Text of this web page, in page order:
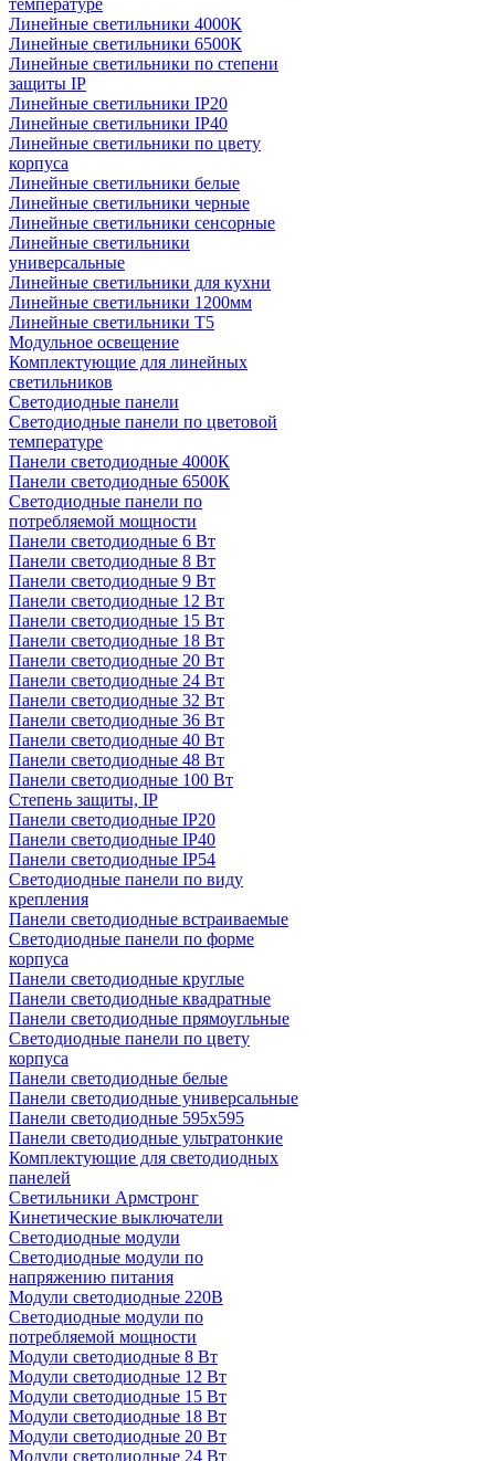
температуре
Линейные светильники 4000К
Линейные светильники 6500К
Линейные светильники по степени
защиты IP
Линейные светильники IP20
Линейные светильники IP40
Линейные светильники по цвету
корпуса
Линейные светильники белые
Линейные светильники черные
Линейные светильники сенсорные
Линейные светильники
универсальные
Линейные светильники для кухни
Линейные светильники 1200мм
Линейные светильники Т5
Модульное освещение
Комплектующие для линейных
светильников
Светодиодные панели
Светодиодные панели по цветовой
температуре
Панели светодиодные 4000К
Панели светодиодные 6500К
Светодиодные панели по
потребляемой мощности
Панели светодиодные 6 Вт
Панели светодиодные 8 Вт
Панели светодиодные 9 Вт
Панели светодиодные 12 Вт
Панели светодиодные 15 Вт
Панели светодиодные 18 Вт
Панели светодиодные 20 Вт
Панели светодиодные 24 Вт
Панели светодиодные 32 Вт
Панели светодиодные 36 Вт
Панели светодиодные 40 Вт
Панели светодиодные 48 Вт
Панели светодиодные 100 Вт
Степень защиты, IP
Панели светодиодные IP20
Панели светодиодные IP40
Панели светодиодные IP54
Светодиодные панели по виду
крепления
Панели светодиодные встраиваемые
Светодиодные панели по форме
корпуса
Панели светодиодные круглые
Панели светодиодные квадратные
Панели светодиодные прямоугльные
Светодиодные панели по цвету
корпуса
Панели светодиодные белые
Панели светодиодные универсальные
Панели светодиодные 595х595
Панели светодиодные ультратонкие
Комплектующие для светодиодных
панелей
Светильники Армстронг
Кинетические выключатели
Светодиодные модули
Светодиодные модули по
напряжению питания
Модули светодиодные 220В
Светодиодные модули по
потребляемой мощности
Модули светодиодные 8 Вт
Модули светодиодные 12 Вт
Модули светодиодные 15 Вт
Модули светодиодные 18 Вт
Модули светодиодные 20 Вт
Модули светодиодные 24 Вт